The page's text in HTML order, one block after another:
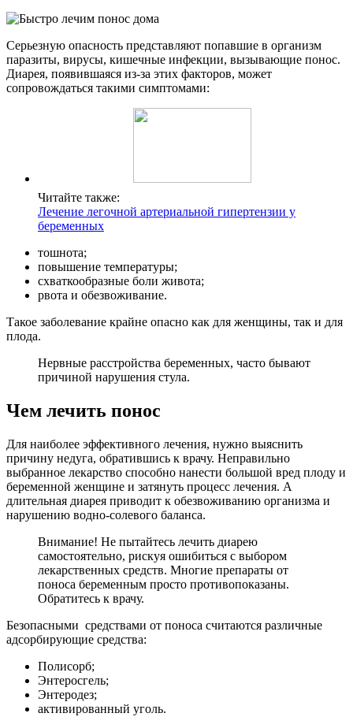
Серьезную опасность представляют попавшие в организм
паразиты, вирусы, кишечные инфекции, вызывающие понос.
Диарея, появившаяся из-за этих факторов, может
сопровождаться такими симптомами:
Читайте также:
Лечение легочной артериальной гипертензии у
беременных
тошнота;
повышение температуры;
схваткообразные боли живота;
рвота и обезвоживание.
Такое заболевание крайне опасно как для женщины, так и для
плода.
Нервные расстройства беременных, часто бывают
причиной нарушения стула.
Чем лечить понос
Для наиболее эффективного лечения, нужно выяснить
причину недуга, обратившись к врачу. Неправильно
выбранное лекарство способно нанести большой вред плоду и
беременной женщине и затянуть процесс лечения. А
длительная диарея приводит к обезвоживанию организма и
нарушению водно-солевого баланса.
Внимание! Не пытайтесь лечить диарею
самостоятельно, рискуя ошибиться с выбором
лекарственных средств. Многие препараты от
поноса беременным просто противопоказаны.
Обратитесь к врачу.
Безопасными средствами от поноса считаются различные
адсорбирующие средства:
Полисорб;
Энтеросгель;
Энтеродез;
активированный уголь.